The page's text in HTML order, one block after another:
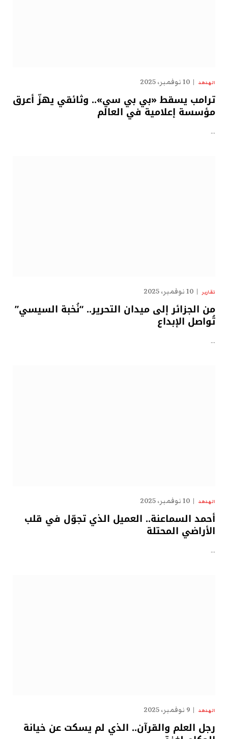
الهدهد 10 نوفمبر، 2025
ترامب يسقط «بي بي سي».. وثائقي يهزّ أعرق
مؤسسة إعلامية في العالم
…
تقارير 10 نوفمبر، 2025
من الجزائر إلى ميدان التحرير.. “نُخبة السيسي”
تُواصل الإبداع
…
الهدهد 10 نوفمبر، 2025
أحمد السماعنة.. العميل الذي تجوّل في قلب
الأراضي المحتلة
…
الهدهد 9 نوفمبر، 2025
رجل العلم والقرآن.. الذي لم يسكت عن خيانة